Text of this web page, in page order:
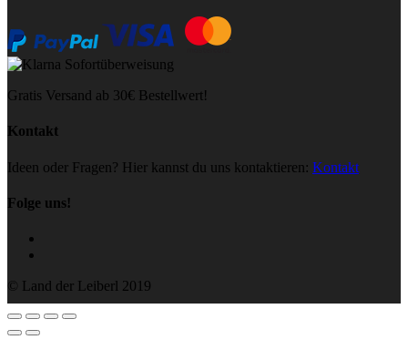
Gratis Versand ab 30€ Bestellwert!
Kontakt
Ideen oder Fragen? Hier kannst du uns kontaktieren: Kontakt
Folge uns!
© Land der Leiberl 2019